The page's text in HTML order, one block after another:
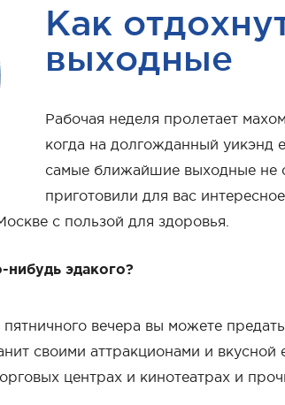
Как
выходные
Рабочая неделя пролетает
когда на долгожданный уикэнд
самые ближайшие выходные не
приготовили для вас
с пользой для здоровья.
нибудь эдакого?
вечера вы можете
своими аттракционами и
центрах и кинотеатрах и